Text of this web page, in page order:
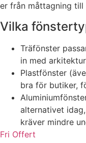
er från måttagning till
Vilka
Träfönster
in med
Plastfönster
bra för butiker,
alternativet
kräver mindre
Fri Offert